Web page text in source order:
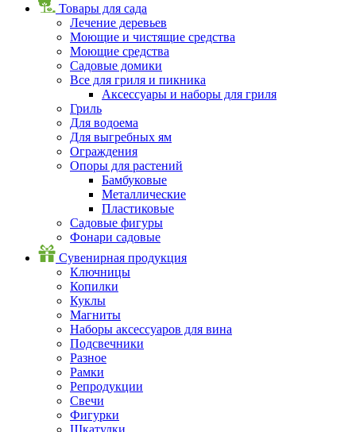
Товары для сада
Лечение деревьев
Моющие и чистящие средства
Моющие средства
Садовые домики
Все для гриля и пикника
Аксессуары и наборы для гриля
Гриль
Для водоема
Для выгребных ям
Ограждения
Опоры для растений
Бамбуковые
Металлические
Пластиковые
Садовые фигуры
Фонари садовые
Сувенирная продукция
Ключницы
Копилки
Куклы
Магниты
Наборы аксессуаров для вина
Подсвечники
Разное
Рамки
Репродукции
Свечи
Фигурки
Шкатулки